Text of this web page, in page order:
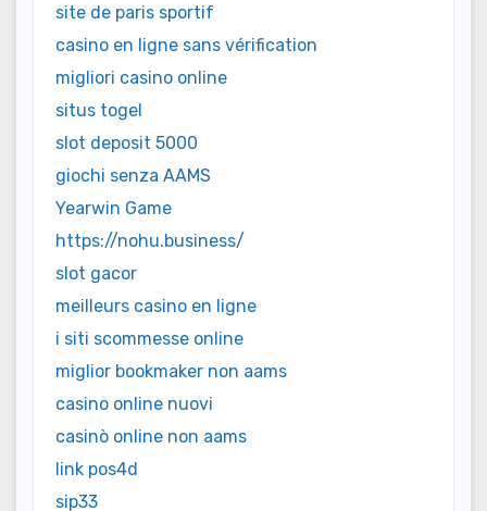
site de paris sportif
casino en ligne sans vérification
migliori casino online
situs togel
slot deposit 5000
giochi senza AAMS
Yearwin Game
https://nohu.business/
slot gacor
meilleurs casino en ligne
i siti scommesse online
miglior bookmaker non aams
casino online nuovi
casinò online non aams
link pos4d
sip33